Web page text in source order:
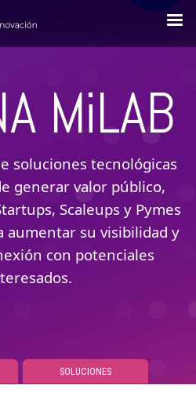
MiLAB
soluciones tecnológicas
generar valor público,
Scaleups y Pymes
aumentar su visibilidad y
con potenciales
SOLUCIONES